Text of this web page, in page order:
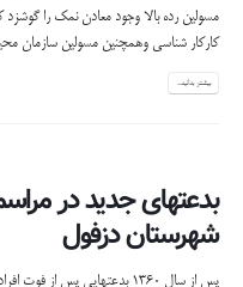
کارکار شناسی وهمچنین مسولین سازمان
بیشتر بدانید...
بدعتهای جدید در
شهرستان دزفول
پس از سال 1360 بدعتهایی پس از